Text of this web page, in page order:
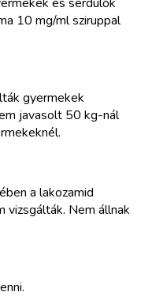
10 mg/ml sziruppal
gyermekek
javasolt 50 kg-nál
a lakozamid
vizsgálták. Nem állnak